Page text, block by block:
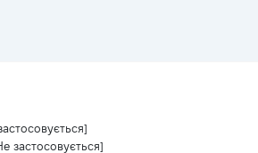
застосовується]